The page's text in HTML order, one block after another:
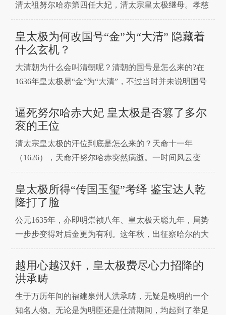
清太祖努尔哈赤第四任大妃，清太宗皇太极继母。孝慈
高皇后去世后被立为大妃，为努尔哈赤生下三子，即第
十二子英亲王阿济格、第十四子睿亲王多尔衮、第十五
子豫亲王多铎。作为努尔哈赤的大妃，是后宫的第一
皇太极为何改国号“金”为“大清” 隐藏着
什么玄机？
大清朝为什么会叫清朝呢？清朝的国号是怎么来的?在
1636年皇太极易“金”为“大清”，不过当时并未说明国号
之由来，致使“大清”国号成为一桩历史悬案。皇太极
的“宽温仁圣皇帝”尊号，“崇德&rdqu
逼死努尔哈赤大妃 皇太极是否篡了多尔
衮的王位
清太宗皇太极的汗位到底是怎么来的？天命十一年
（1626），天命汗努尔哈赤突然病逝。一时间风云变
幻，暗流涌动。谁是努尔哈赤的继任者？答案很快就出
现了，九月一日，皇太极成为汗位继承者。按照当时的
史料记载，皇太极之所以获得汗位是因为有努尔哈赤的
临终遗命，但在后世史学家抽丝剥茧的分析之下，却有
了另外的声音。
皇太极所得“传国玉玺”考绎 鉴宝达人乾
隆打了脸
公元1635年，亦即明崇祯八年、皇太极天聪九年，局势
一步步变得对后金更为有利。这年秋，出征察哈尔的大
军又传来捷报,不独整个儿绥定曾经强悍的死敌，还意外
得到了一块“传国玉玺”。后金汗廷一片欢腾。文馆汉官
鲍承先上奏，“大宝呈祥，天赐玉玺，乃非常之吉兆
也”，
越用心越汉奸，皇太极费尽心力招降的
洪承畴
生于万历年间的福建泉州人洪承畴，无疑是晚明的一个
知名人物。无论是为明臣还是仕清期间，均起到了举足